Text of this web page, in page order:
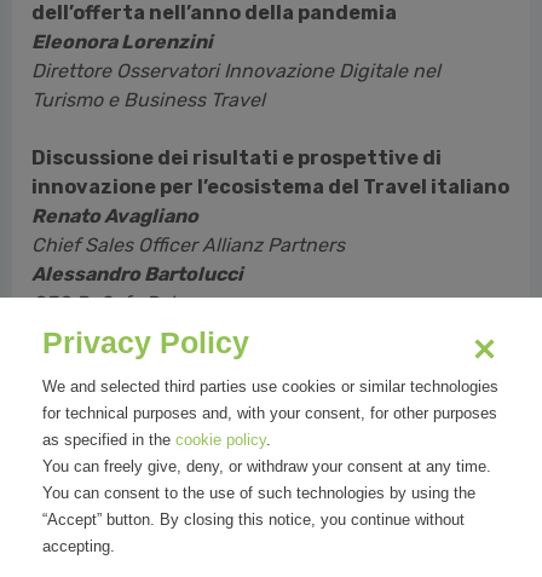
dell’offerta nell’anno della pandemia
Eleonora Lorenzini
Direttore Osservatori Innovazione Digitale nel
Turismo e Business Travel
Discussione dei risultati e prospettive di
innovazione per l’ecosistema del Travel italiano
Renato Avagliano
Chief Sales Officer Allianz Partners
Alessandro Bartolucci
CEO BeSafe Rate
Furio Gianforme
Industry Head Travel Google Italia
Lucio Mattielli
Managing Director Sicuritalia Security Solutions
Maria Elena Rossi
Marketing and Promotion Director ENIT
Privacy Policy
We and selected third parties use cookies or similar technologies
for technical purposes and, with your consent, for other purposes
as specified in the cookie policy.
You can freely give, deny, or withdraw your consent at any time.
You can consent to the use of such technologies by using the
“Accept” button. By closing this notice, you continue without
accepting.